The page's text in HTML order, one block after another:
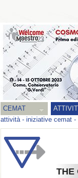
CEMAT
attività- iniziative cemat -
THE